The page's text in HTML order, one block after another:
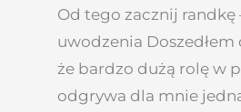
Od tego zacznij randkę
uwodzenia Doszedłem
że bardzo dużą rolę w
odgrywa dla mnie